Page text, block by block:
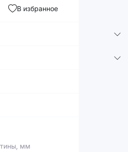
В избранное
мм